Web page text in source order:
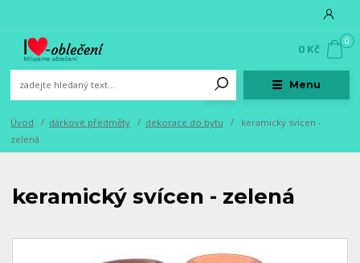
Menu
0
0 Kč
Úvod dárkové předměty dekorace do bytu
keramický svícen -
zelená
keramický svícen - zelená